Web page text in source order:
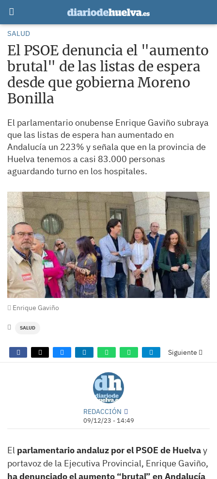
SALUD
El PSOE denuncia el "aumento
brutal" de las listas de espera
desde que gobierna Moreno
Bonilla
El parlamentario onubense Enrique Gaviño subraya
que las listas de espera han aumentado en
Andalucía un 223% y señala que en la provincia de
Huelva tenemos a casi 83.000 personas
aguardando turno en los hospitales.
Enrique Gaviño
SALUD
Siguiente
REDACCIÓN
09/12/23 - 14:49
El parlamentario andaluz por el PSOE de Huelvay
portavoz de la Ejecutiva Provincial, Enrique Gaviño,
ha denunciado el aumento “brutal” en Andalucía